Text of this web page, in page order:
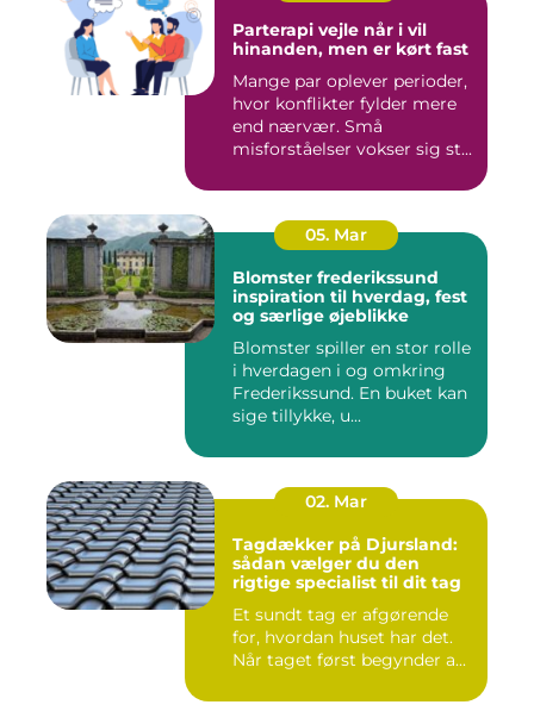
Parterapi vejle når i vil
hinanden, men er kørt fast
Mange par oplever perioder,
hvor konflikter fylder mere
end nærvær. Små
misforståelser vokser sig st...
05. Mar
Blomster frederikssund
inspiration til hverdag, fest
og særlige øjeblikke
Blomster spiller en stor rolle
i hverdagen i og omkring
Frederikssund. En buket kan
sige tillykke, u...
02. Mar
Tagdækker på Djursland:
sådan vælger du den
rigtige specialist til dit tag
Et sundt tag er afgørende
for, hvordan huset har det.
Når taget først begynder a...